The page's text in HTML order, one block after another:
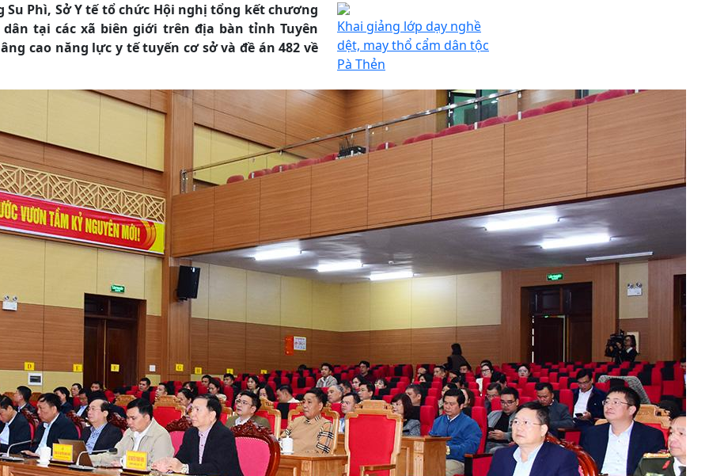
Phì, Sở Y tế tổ chức Hội nghị tổng kết chương
tại các xã biên giới trên địa bàn tỉnh Tuyên
cao năng lực y tế tuyến cơ sở và đề án 482 về
Khai giảng lớp dạy nghề
dệt, may thổ cẩm dân tộc
Pà Thẻn